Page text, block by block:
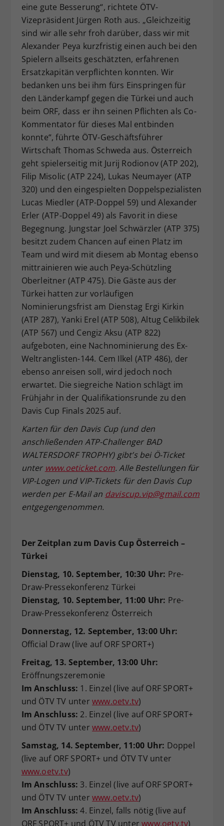
eine gute Besserung“, richtete ÖTV-
Vizepräsident Jürgen Roth aus. „Gleichzeitig
sind wir alle sehr froh darüber, dass wir mit
Alexander Peya kurzfristig einen auch bei den
Spielern allseits geschätzten, erfahrenen
Ersatzkapitän verpflichten konnten. Wir
bedanken uns bei ihm fürs Einspringen für
den Länderkampf gegen die Türkei und auch
beim ORF, dass er ihn seinen Pflichten als Co-
Kommentator für dieses Mal entbinden
konnte“, führte ÖTV-Geschäftsführer
Wirtschaft Thomas Schweda aus. Österreich
geht spielerseitig mit Jurij Rodionov (ATP 202),
Filip Misolic (ATP 224), Lukas Neumayer (ATP
320) und den eingespielten Doppelspezialisten
Lucas Miedler (ATP-Doppel 59) und Alexander
Erler (ATP-Doppel 49) als Favorit in diese
Begegnung. Jungstar Joel Schwärzler (ATP 375)
besitzt zudem Chancen auf einen Platz im
Team und wird mit diesem ab Montag ebenso
mittrainieren wie auch Peya-Schützling
Oberleitner (ATP 475). Die Gäste aus der
Türkei hatten zur vorläufigen
Nominierungsfrist am Dienstag Ergi Kirkin
(ATP 287), Yanki Erel (ATP 508), Altug Celikbilek
(ATP 567) und Cengiz Aksu (ATP 822)
aufgeboten, eine Nachnominierung des Ex-
Weltranglisten-144. Cem Ilkel (ATP 486), der
ebenso anreisen soll, wird jedoch noch
erwartet. Die siegreiche Nation schlägt im
Frühjahr in der Qualifikationsrunde zu den
Davis Cup Finals 2025 auf.
Karten für den Davis Cup (und den
anschließenden ATP-Challenger BAD
WALTERSDORF TROPHY) gibt’s bei Ö-Ticket
unter www.oeticket.com. Alle Bestellungen für
VIP-Logen und VIP-Tickets für den Davis Cup
werden per E-Mail an daviscup.vip@gmail.com
entgegengenommen.
Der Zeitplan zum Davis Cup Österreich –
Türkei
Dienstag, 10. September, 10:30 Uhr: Pre-
Draw-Pressekonferenz Türkei
Dienstag, 10. September, 11:00 Uhr: Pre-
Draw-Pressekonferenz Österreich
Donnerstag, 12. September, 13:00 Uhr:
Official Draw (live auf ORF SPORT+)
Freitag, 13. September, 13:00 Uhr:
Eröffnungszeremonie
Im Anschluss: 1. Einzel (live auf ORF SPORT+
und ÖTV TV unter www.oetv.tv)
Im Anschluss: 2. Einzel (live auf ORF SPORT+
und ÖTV TV unter www.oetv.tv)
Samstag, 14. September, 11:00 Uhr: Doppel
(live auf ORF SPORT+ und ÖTV TV unter
www.oetv.tv)
Im Anschluss: 3. Einzel (live auf ORF SPORT+
und ÖTV TV unter www.oetv.tv)
Im Anschluss: 4. Einzel, falls nötig (live auf
ORF SPORT+ und ÖTV TV unterwww.oetv.tv)